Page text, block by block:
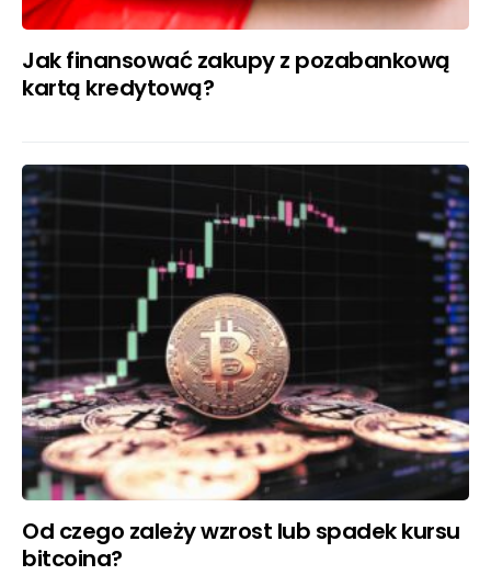
Jak finansować zakupy z pozabankową
kartą kredytową?
Od czego zależy wzrost lub spadek kursu
bitcoina?